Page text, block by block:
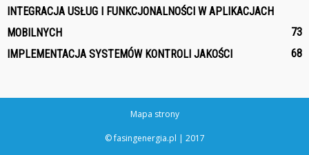
INTEGRACJA USŁUG I FUNKCJONALNOŚCI W APLIKACJACH
MOBILNYCH
73
IMPLEMENTACJA SYSTEMÓW KONTROLI JAKOŚCI
68
Mapa strony
© fasingenergia.pl | 2017